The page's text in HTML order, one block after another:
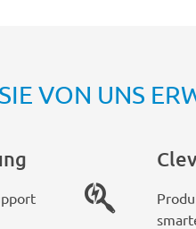
VON UNS